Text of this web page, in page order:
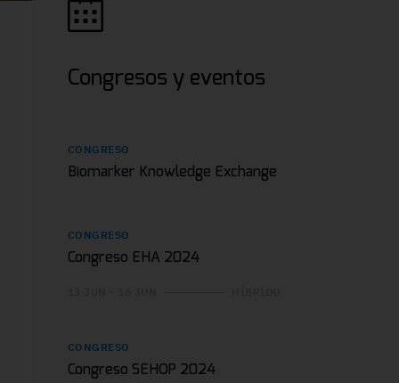
Congresos y eventos
CONGRESO
Biomarker Knowledge Exchange
CONGRESO
Congreso EHA 2024
CONGRESO
Congreso SEHOP 2024